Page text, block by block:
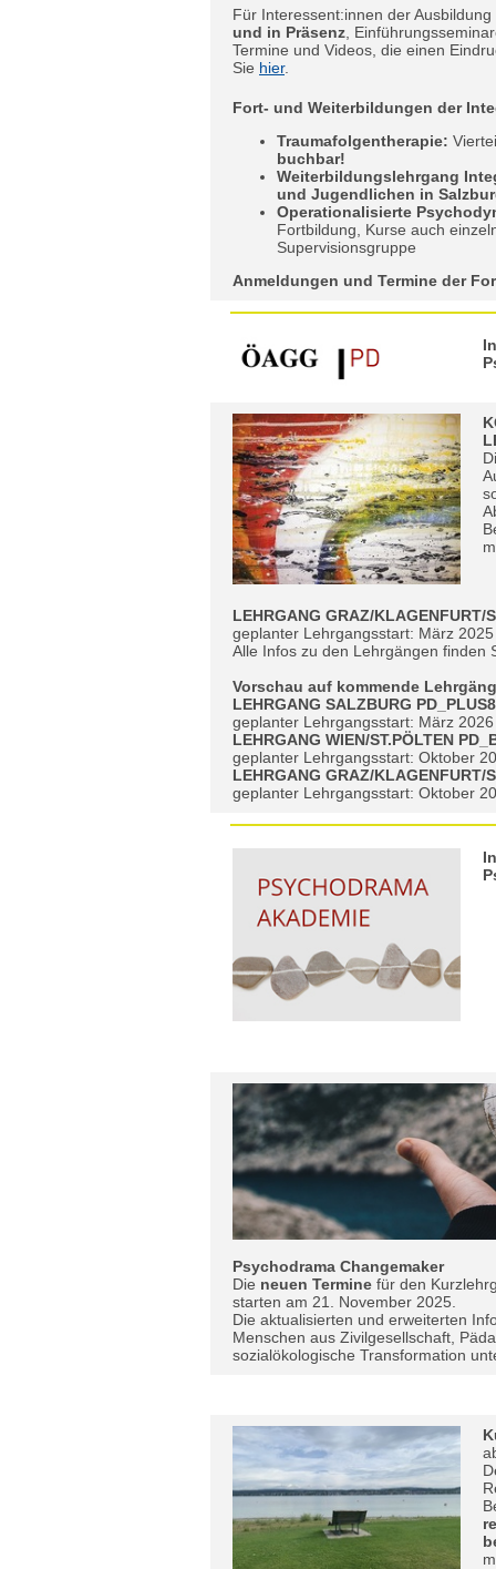
Für Interessent:innen der
und in Präsenz ,
Termine und Videos, die einen
Sie hier.
Fort- und Weiterbildungen der
Traumafolgentherapie:
buchbar!
Weiterbildungslehrgang
und Jugendlichen in
Operationalisierte
Fortbildung, Kurse auch
Supervisionsgruppe
Anmeldungen und Termine der
LEHRGANG GRAZ/KLAGENFURT/
geplanter Lehrgangsstart: März 2025
Alle Infos zu den Lehrgängen finden
Vorschau auf kommende
LEHRGANG SALZBURG
geplanter Lehrgangsstart: März 2026
LEHRGANG WIEN/ST.PÖLTEN
geplanter Lehrgangsstart: Oktober
LEHRGANG GRAZ/KLAGENFURT/
geplanter Lehrgangsstart: Oktober
Psychodrama Changemaker
Die neuen Termine für den
starten am 21. November 2025.
Die aktualisierten und erweiterten
Menschen aus Zivilgesellschaft,
sozialökologische Transformation